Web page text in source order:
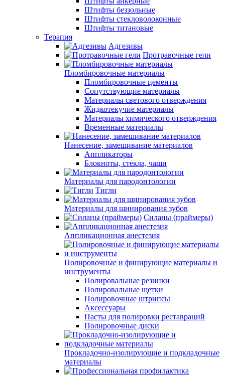
Штифты беззольные
Штифты стекловолоконные
Штифты титановые
Терапия
Адгезивы
Протравочные гели
Пломбировочные материалы
Пломбировочные цементы
Сопутствующие материалы
Материалы светового отверждения
Жидкотекучие материалы
Материалы химического отверждения
Временные материалы
Нанесение, замешивание материалов
Аппликаторы
Блокноты, стекла, чаши
Материалы для пародонтологии
Тигли
Материалы для шинирования зубов
Силаны (праймеры)
Аппликационная анестезия
Полировочные и финирующие материалы и
инструменты
Полировальные резинки
Полировальные щетки
Полировочные штрипсы
Аксессуары
Пасты для полировки реставраций
Полировочные диски
Прокладочно-изолирующие и подкладочные
материалы